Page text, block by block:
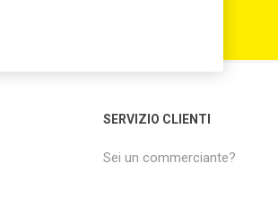
SERVIZIO CLIENTI
Sei un commerciante?